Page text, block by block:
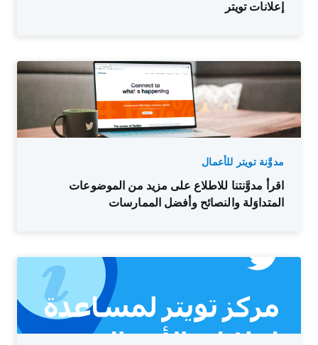
إعلانات تويتر
مدوَّنة تويتر للأعمال
اقرأ مدوَّنتنا للاطلاع على مزيد من الموضوعات
المتداوَلة والنصائح وأفضل الممارسات